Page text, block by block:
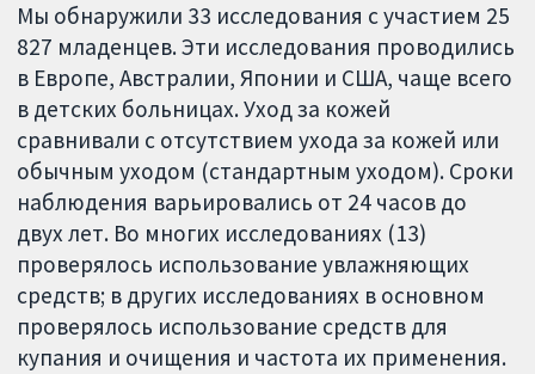
Мы обнаружили 33 исследования с участием 25
827 младенцев. Эти исследования проводились
в Европе, Австралии, Японии и США, чаще всего
в детских больницах. Уход за кожей
сравнивали с отсутствием ухода за кожей или
обычным уходом (стандартным уходом). Сроки
наблюдения варьировались от 24 часов до
двух лет. Во многих исследованиях (13)
проверялось использование увлажняющих
средств; в других исследованиях в основном
проверялось использование средств для
купания и очищения и частота их применения.